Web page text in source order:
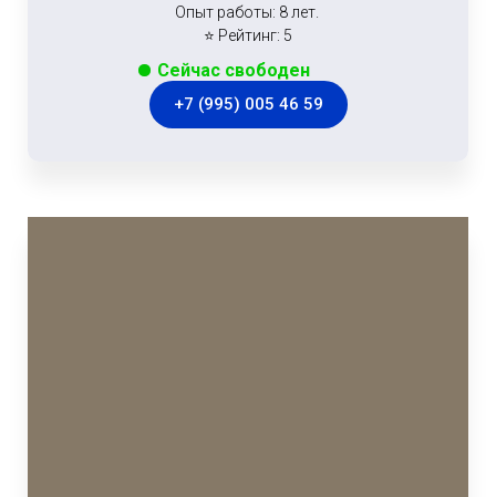
Опыт работы: 8 лет.
⭐ Рейтинг: 5
Сейчас свободен
+7 (995) 005 46 59